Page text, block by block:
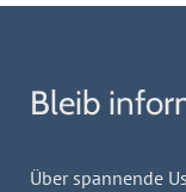
Bleib
Über spannende